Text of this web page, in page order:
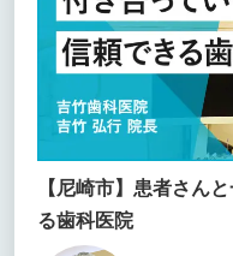
【尼崎市】患者さん
る歯科医院